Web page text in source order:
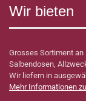
Wir bieten
Grosses Sortiment
Salbendosen,
Wir liefern in
Mehr Informationen